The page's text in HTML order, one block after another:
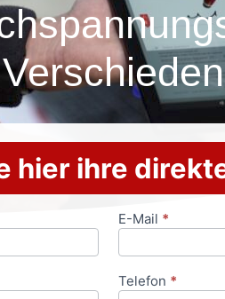
hier ihre
E-Mail *
Telefon *